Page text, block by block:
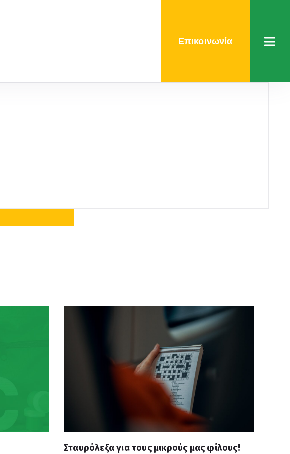
Επικοινωνία
Σταυρόλεξα για τους μικρούς μας φίλους!